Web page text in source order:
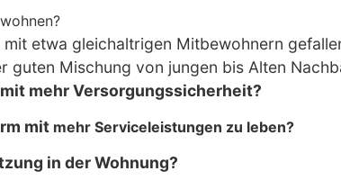
etwa gleichaltrigen Mitbewohnern
guten Mischung von jungen bis Alten
mehrVersorgungssicherheit?
mit mehr Serviceleistungen zu leben?
in der Wohnung?